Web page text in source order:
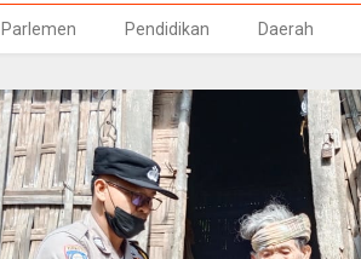
Parlemen Pendidikan Daerah